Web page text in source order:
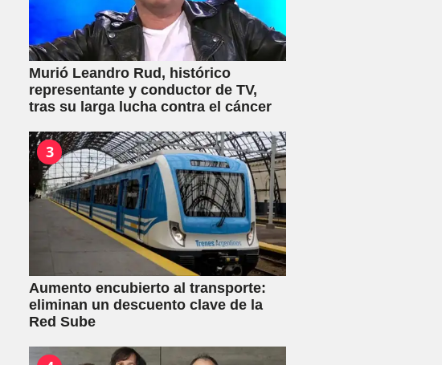
Murió Leandro Rud, histórico
representante y conductor de TV,
tras su larga lucha contra el cáncer
3
Aumento encubierto al transporte:
eliminan un descuento clave de la
Red Sube